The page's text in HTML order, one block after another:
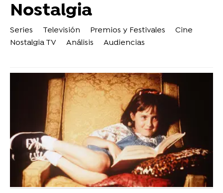
Nostalgia
Series Televisión Premios y Festivales
Cine
Nostalgia TV
Análisis Audiencias